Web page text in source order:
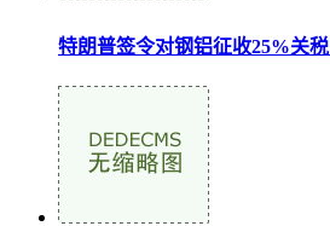
特朗普签令对钢铝征收25%关